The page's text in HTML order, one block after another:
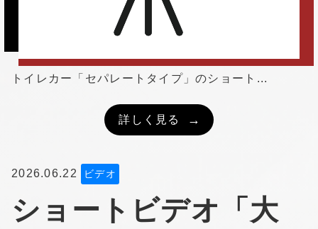
トイレカー「セパレートタイプ」のショート...
詳しく見る
2026.06.22 ビデオ
ショートビデオ「大